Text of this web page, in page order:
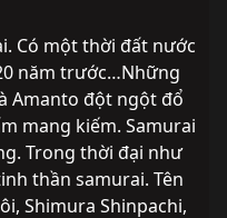
Có một thời đất nước
năm trước…Những
Amanto đột ngột đổ
mang kiếm. Samurai
Trong thời đại như
thần samurai. Tên
Shimura Shinpachi,